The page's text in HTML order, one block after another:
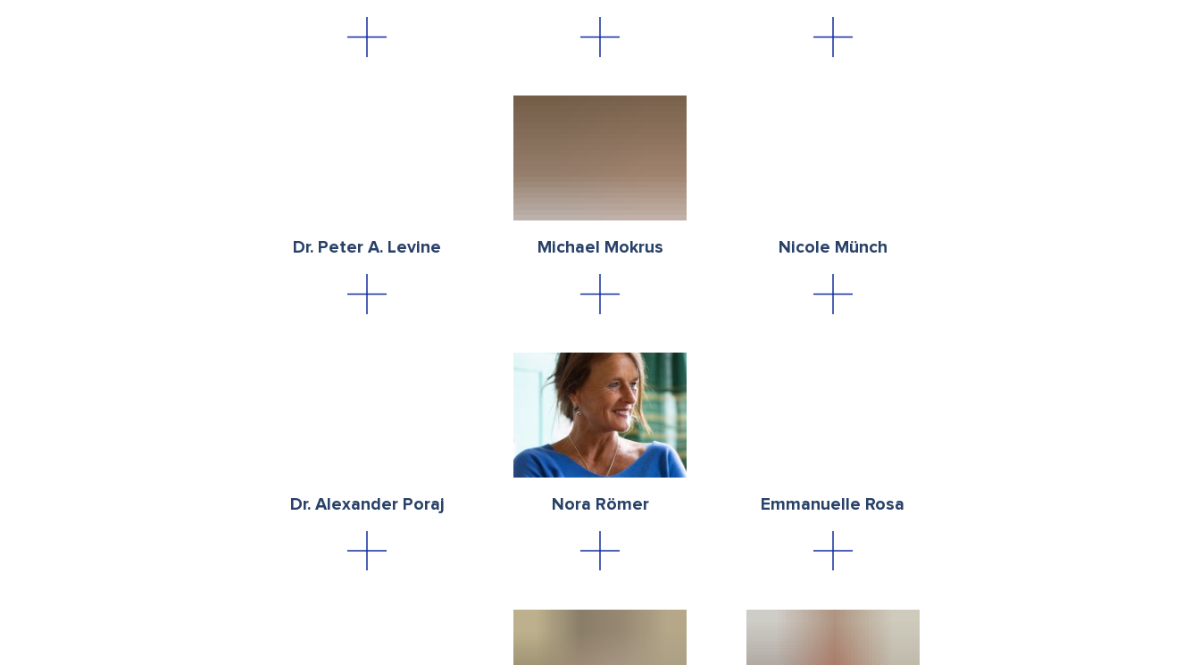
Dr. Peter A. Levine Michael Mokrus Nicole Münch
Dr. Alexander Poraj Nora Römer Emmanuelle Rosa